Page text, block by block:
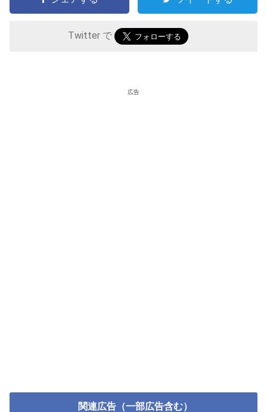
Twitter で
広告
関連広告（一部広告含む）